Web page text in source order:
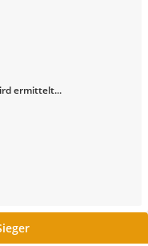
ermittelt...